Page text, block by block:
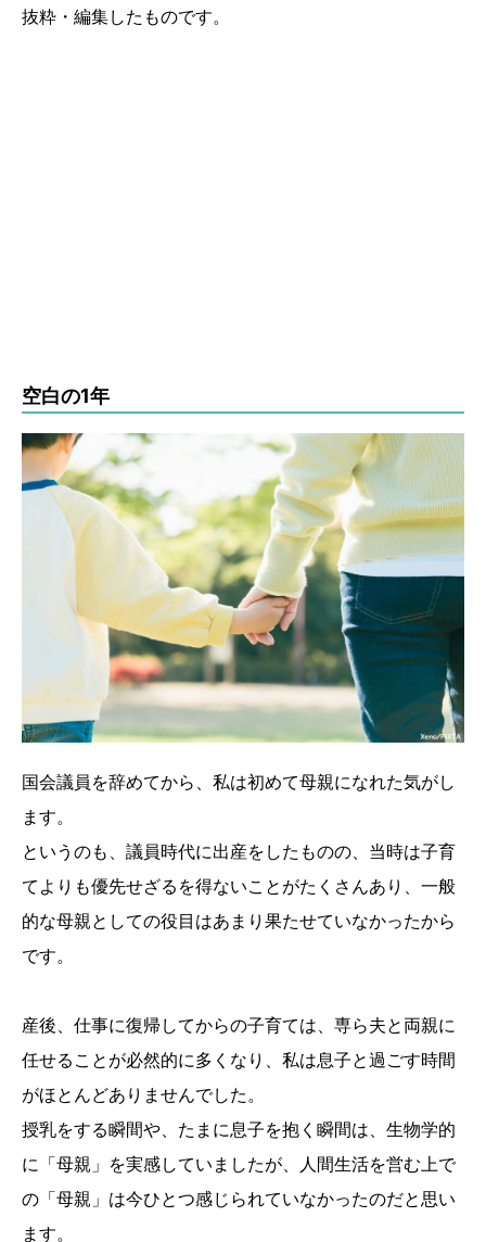
抜粋・編集したものです。
空白の1年
国会議員を辞めてから、私は初めて母親になれた気がし
ます。
というのも、議員時代に出産をしたものの、当時は子育
てよりも優先せざるを得ないことがたくさんあり、一般
的な母親としての役目はあまり果たせていなかったから
です。
産後、仕事に復帰してからの子育ては、専ら夫と両親に
任せることが必然的に多くなり、私は息子と過ごす時間
がほとんどありませんでした。
授乳をする瞬間や、たまに息子を抱く瞬間は、生物学的
に「母親」を実感していましたが、人間生活を営む上で
の「母親」は今ひとつ感じられていなかったのだと思い
ます。